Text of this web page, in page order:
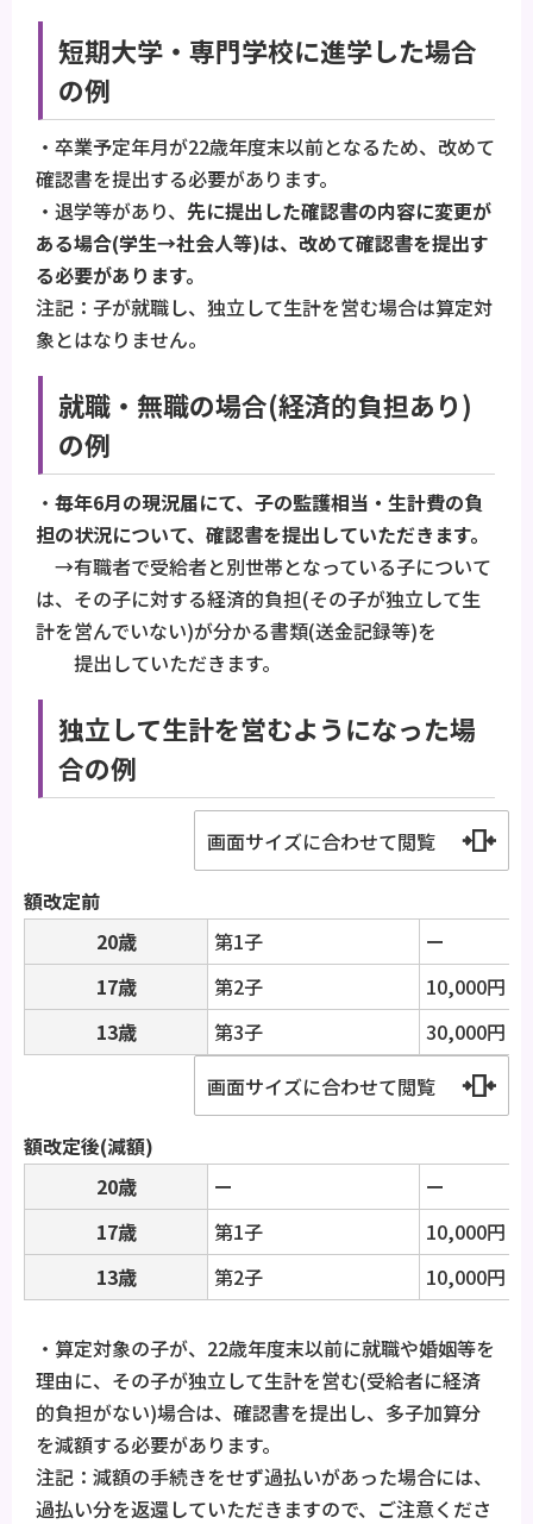
短期大学・専門学校に進学した場合
の例
・卒業予定年月が22歳年度末以前となるため、改めて
確認書を提出する必要があります。
・退学等があり、 先に提出した確認書の内容に変更が
ある場合(学生→社会人等)は、改めて確認書を提出す
る必要があります。
注記：子が就職し、独立して生計を営む場合は算定対
象とはなりません。
就職・無職の場合(経済的負担あり)
の例
・ 毎年6月の現況届にて、子の監護相当・生計費の負
担の状況について、確認書を提出していただきます。
→有職者で受給者と別世帯となっている子について
は、その子に対する経済的負担(その子が独立して生
計を営んでいない)が分かる書類(送金記録等)を
提出していただきます。
独立して生計を営むようになった場
合の例
画面サイズに合わせて閲覧
額改定前
20歳
第1子
ー
17歳
第2子
10,000円
13歳
第3子
30,000円
画面サイズに合わせて閲覧
額改定後(減額)
20歳
ー
ー
17歳
第1子
10,000円
13歳
第2子 10,000円
・算定対象の子が、22歳年度末以前に就職や婚姻等を
理由に、その子が独立して生計を営む(受給者に経済
的負担がない)場合は、確認書を提出し、多子加算分
を減額する必要があります。
注記：減額の手続きをせず過払いがあった場合には、
過払い分を返還していただきますので、ご注意くださ